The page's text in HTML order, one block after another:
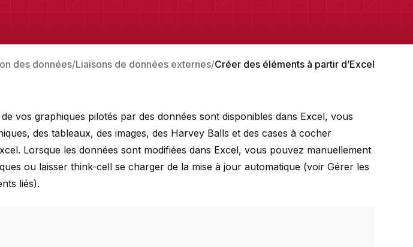
des données Liaisons de données externes Créer des éléments à partir d’Excel
vos graphiques pilotés par des données sont disponibles dans Excel, vous
des tableaux, des images, des Harvey Balls et des cases à cocher
Lorsque les données sont modifiées dans Excel, vous pouvez manuellement
ou laisser think-cell se charger de la mise à jour automatique (voirGérer les
liés).